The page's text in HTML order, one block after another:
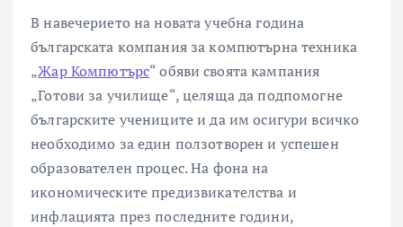
В навечерието на новата учебна година
българската компания за компютърна техника
„Жар Компютърс“ обяви своята кампания
„Готови за училище“, целяща да подпомогне
българските учениците и да им осигури всичко
необходимо за един ползотворен и успешен
образователен процес. На фона на
икономическите предизвикателства и
инфлацията през последните години,